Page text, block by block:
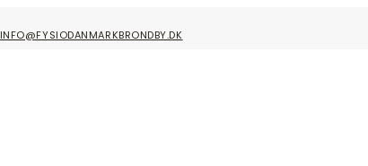
INFO@FYSIODANMARKBRONDBY.DK